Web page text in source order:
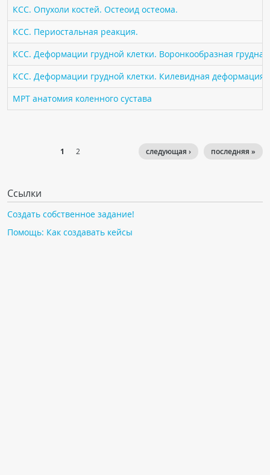
КСС. Опухоли костей. Остеоид остеома.
КСС. Периостальная реакция.
КСС. Деформации грудной клетки. Воронкообразная
КСС. Деформации грудной клетки. Килевидная деформация
МРТ анатомия коленного сустава
1 2 последняя »
следующая ›
Ссылки
Создать собственное задание!
Помощь: Как создавать кейсы